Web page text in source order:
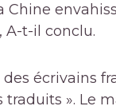
Chine
A-t-il conclu.
écrivains
». Le